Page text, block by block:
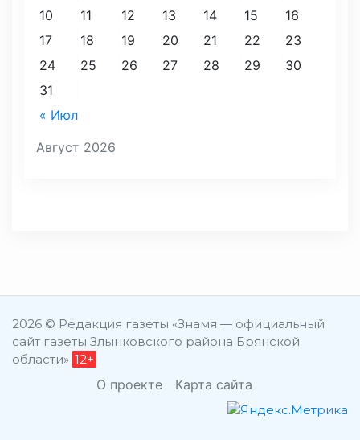
Август 2026
« Июл
10
11 12 13 14 15
16
17
18 19 20 21 22
23
24
25 26 27 28 29
30
31
2026 © Редакция газеты «Знамя — официальный
сайт газеты Злынковского района Брянской
области» 12+
О проекте Карта сайта